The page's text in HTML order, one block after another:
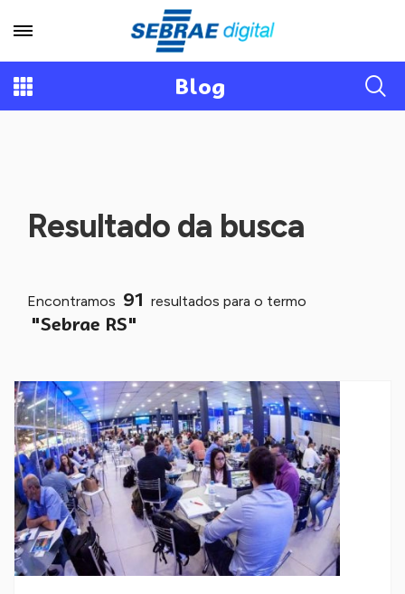
Blog
Resultado da busca
Encontramos 91 resultados para o termo
"Sebrae RS"